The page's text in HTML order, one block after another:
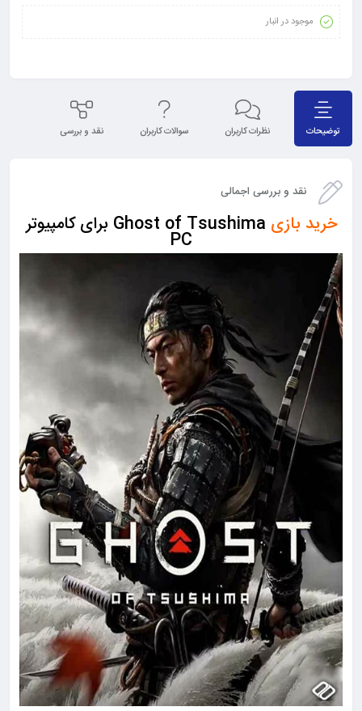
موجود در انبار
توضیحات نظرات کاربران سوالات کاربران نقد و بررسی
نقد و بررسی اجمالی
خرید بازی Ghost of Tsushima برای کامپیوتر
PC